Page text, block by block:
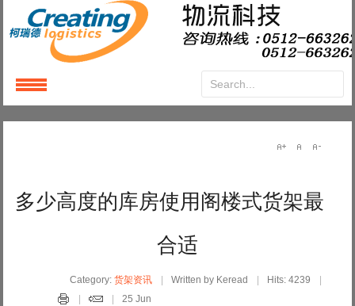
多少高度的库房使用阁楼式货架最
合适
Category:货架资讯 Written by Keread
Hits: 4239
25 Jun
LoginorRegister
Remember Me